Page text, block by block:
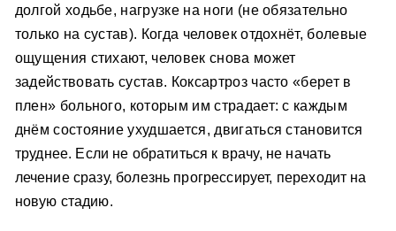
долгой ходьбе, нагрузке на ноги (не обязательно
только на сустав). Когда человек отдохнёт, болевые
ощущения стихают, человек снова может
задействовать сустав. Коксартроз часто «берет в
плен» больного, которым им страдает: с каждым
днём состояние ухудшается, двигаться становится
труднее. Если не обратиться к врачу, не начать
лечение сразу, болезнь прогрессирует, переходит на
новую стадию.